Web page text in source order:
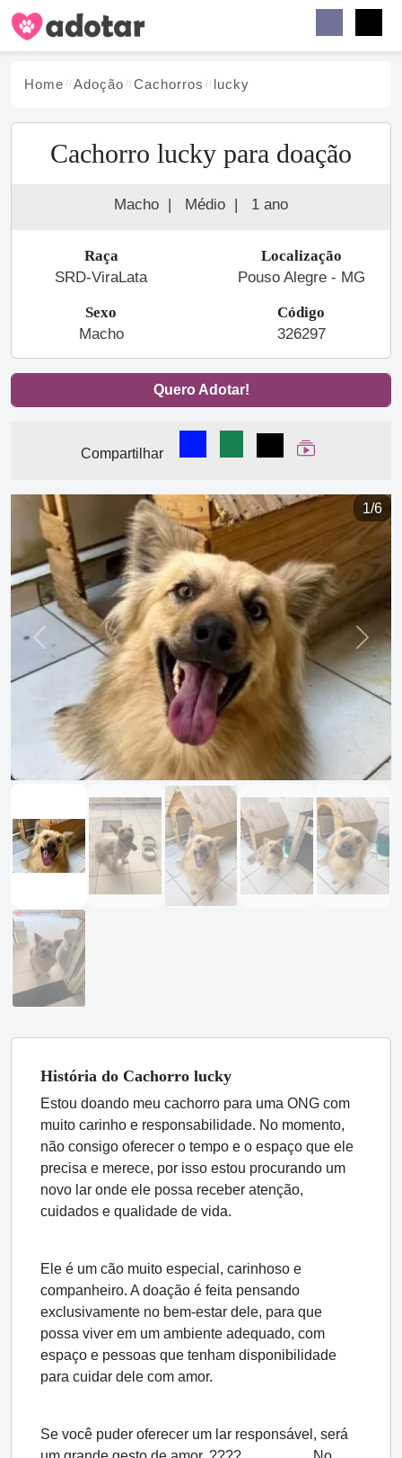
Home Adoção Cachorros lucky
Cachorro lucky para doação
Macho | Médio | 1 ano
Raça
SRD-ViraLata
Localização
Pouso Alegre - MG
Sexo
Macho
Código
326297
Quero Adotar!
Compartilhar
Compartilhar no Facebook
Compartilhar no
Compartilhar
Ver Web Story
1/6
Previous Next
História do Cachorro lucky
Estou doando meu cachorro para uma ONG com
muito carinho e responsabilidade. No momento,
não consigo oferecer o tempo e o espaço que ele
precisa e merece, por isso estou procurando um
novo lar onde ele possa receber atenção,
cuidados e qualidade de vida.
Ele é um cão muito especial, carinhoso e
companheiro. A doação é feita pensando
exclusivamente no bem-estar dele, para que
possa viver em um ambiente adequado, com
espaço e pessoas que tenham disponibilidade
para cuidar dele com amor.
Se você puder oferecer um lar responsável, será